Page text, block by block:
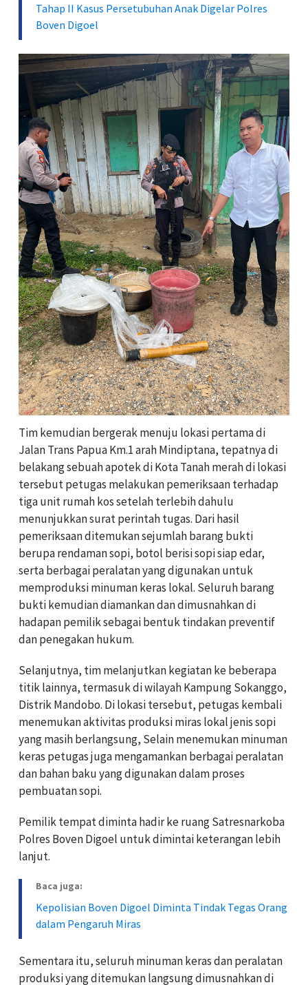
Tahap II Kasus Persetubuhan Anak Digelar Polres
Boven Digoel
Tim kemudian bergerak menuju lokasi pertama di
Jalan Trans Papua Km.1 arah Mindiptana, tepatnya di
belakang sebuah apotek di Kota Tanah merah di lokasi
tersebut petugas melakukan pemeriksaan terhadap
tiga unit rumah kos setelah terlebih dahulu
menunjukkan surat perintah tugas. Dari hasil
pemeriksaan ditemukan sejumlah barang bukti
berupa rendaman sopi, botol berisi sopi siap edar,
serta berbagai peralatan yang digunakan untuk
memproduksi minuman keras lokal. Seluruh barang
bukti kemudian diamankan dan dimusnahkan di
hadapan pemilik sebagai bentuk tindakan preventif
dan penegakan hukum.
Selanjutnya, tim melanjutkan kegiatan ke beberapa
titik lainnya, termasuk di wilayah Kampung Sokanggo,
Distrik Mandobo. Di lokasi tersebut, petugas kembali
menemukan aktivitas produksi miras lokal jenis sopi
yang masih berlangsung, Selain menemukan minuman
keras petugas juga mengamankan berbagai peralatan
dan bahan baku yang digunakan dalam proses
pembuatan sopi.
Pemilik tempat diminta hadir ke ruang Satresnarkoba
Polres Boven Digoel untuk dimintai keterangan lebih
lanjut.
Baca juga:
Kepolisian Boven Digoel Diminta Tindak Tegas Orang
dalam Pengaruh Miras
Sementara itu, seluruh minuman keras dan peralatan
produksi yang ditemukan langsung dimusnahkan di